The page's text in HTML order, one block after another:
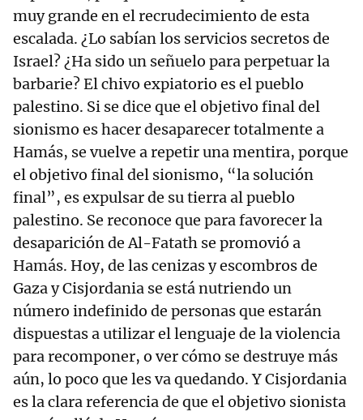
muy grande en el recrudecimiento de esta
escalada. ¿Lo sabían los servicios secretos de
Israel? ¿Ha sido un señuelo para perpetuar la
barbarie? El chivo expiatorio es el pueblo
palestino. Si se dice que el objetivo final del
sionismo es hacer desaparecer totalmente a
Hamás, se vuelve a repetir una mentira, porque
el objetivo final del sionismo, “la solución
final”, es expulsar de su tierra al pueblo
palestino. Se reconoce que para favorecer la
desaparición de Al-Fatath se promovió a
Hamás. Hoy, de las cenizas y escombros de
Gaza y Cisjordania se está nutriendo un
número indefinido de personas que estarán
dispuestas a utilizar el lenguaje de la violencia
para recomponer, o ver cómo se destruye más
aún, lo poco que les va quedando. Y Cisjordania
es la clara referencia de que el objetivo sionista